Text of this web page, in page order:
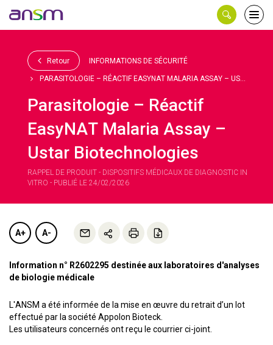
le
Retour INFORMATIONS DE SÉCURITÉ
PARASITOLOGIE – RÉACTIF EASYNAT MALARIA ASSAY – US...
Parasitologie – Réactif
EasyNAT Malaria Assay –
Ustar Biotechnologies
RAPPEL DE PRODUIT - DISPOSITIFS MÉDICAUX DE DIAGNOSTIC IN
VITRO - PUBLIÉ LE 24/02/2026
A+ A-
Information n° R2602295 destinée aux laboratoires d'analyses
de biologie médicale
L'ANSM a été informée de la mise en œuvre du retrait d’un lot
effectué par la société Appolon Bioteck.
Les utilisateurs concernés ont reçu le courrier ci-joint.